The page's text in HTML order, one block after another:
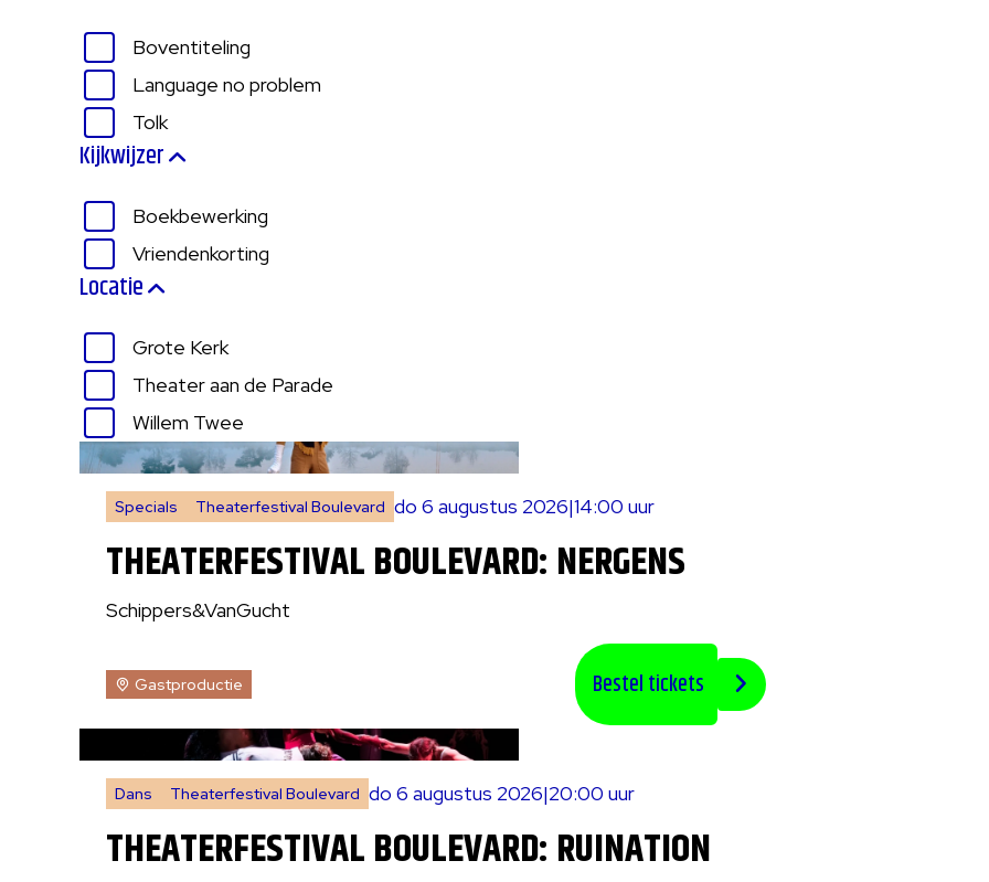
Boventiteling
Language no problem
Tolk
Kijkwijzer
Boekbewerking
Vriendenkorting
Locatie
Grote Kerk
Theater aan de Parade
Willem Twee
THEATERFESTIVAL BOULEVARD: NERGENS
Specials Theaterfestival Boulevard do 6 augustus 2026|14:00 uur
Schippers&VanGucht
Gastproductie Bestel tickets
THEATERFESTIVAL BOULEVARD: RUINATION
Dans Theaterfestival Boulevard do 6 augustus 2026|20:00 uur